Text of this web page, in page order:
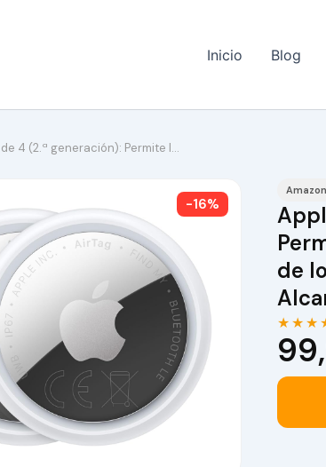
Inicio Blog
4 ​​​​​​​(2.ª generación): Permite l…
-16%
Amazon
de